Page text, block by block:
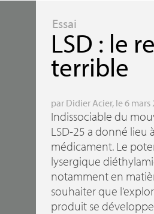
Essai
LSD : le
terrible
par Didier Acier, le 6 mars
Indissociable du
LSD-25 a donné lieu
médicament. Le
lysergique
notamment en
souhaiter que
produit se développe